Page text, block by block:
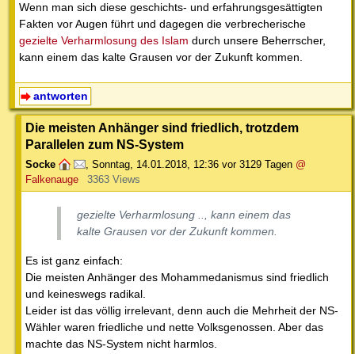
Wenn man sich diese geschichts- und erfahrungsgesättigten
Fakten vor Augen führt und dagegen die verbrecherische
gezielte Verharmlosung des Islam durch unsere Beherrscher,
kann einem das kalte Grausen vor der Zukunft kommen.
antworten
Die meisten Anhänger sind friedlich, trotzdem
Parallelen zum NS-System
Socke , Sonntag, 14.01.2018, 12:36 vor 3129 Tagen @
Falkenauge
3363 Views
gezielte Verharmlosung .., kann einem das
kalte Grausen vor der Zukunft kommen.
Es ist ganz einfach:
Die meisten Anhänger des Mohammedanismus sind friedlich
und keineswegs radikal.
Leider ist das völlig irrelevant, denn auch die Mehrheit der NS-
Wähler waren friedliche und nette Volksgenossen. Aber das
machte das NS-System nicht harmlos.